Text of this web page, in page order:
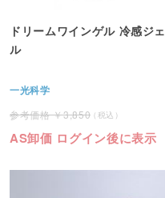
ドリームワインゲル 冷感ジェ
ル
一光科学
3,850
AS卸価 ログイン後に表示